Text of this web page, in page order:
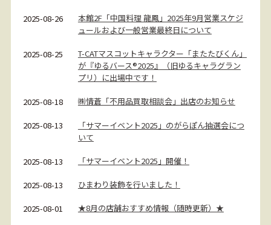
2025-08-26
本館2F「中国料理 龍鳳」2025年9月営業スケジ
ュールおよび一般営業最終日について
2025-08-25
T-CATマスコットキャラクター「またたびくん」
が『ゆるバース®2025』（旧ゆるキャラグラン
プリ）に出場中です！
2025-08-18 ㈱情蒼「不用品買取相談会」出店のお知らせ
2025-08-13
「サマーイベント2025」のがらぽん抽選会につ
いて
2025-08-13 「サマーイベント2025」開催！
2025-08-13 ひまわり装飾を行いました！
2025-08-01 ★8月の店舗おすすめ情報（随時更新）★